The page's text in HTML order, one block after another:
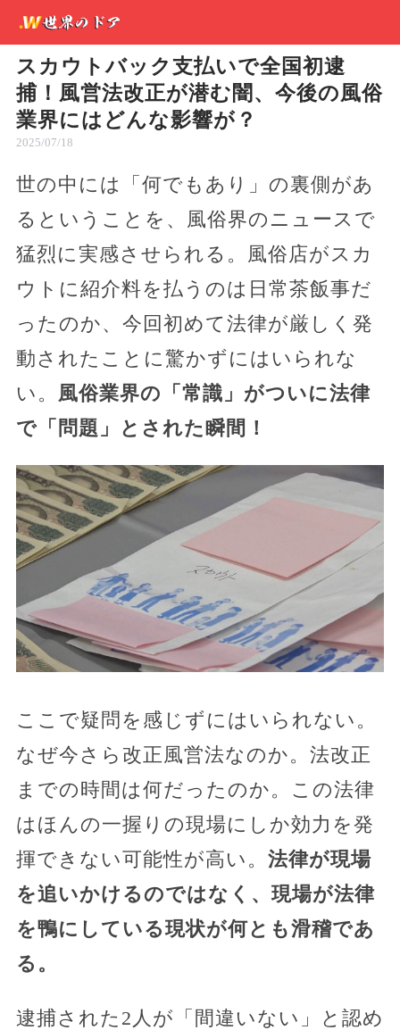
スカウトバック支払いで全国初逮
捕！風営法改正が潜む闇、今後の風俗
業界にはどんな影響が？
2025/07/18
世の中には「何でもあり」の裏側があ
るということを、風俗界のニュースで
猛烈に実感させられる。風俗店がスカ
ウトに紹介料を払うのは日常茶飯事だ
ったのか、今回初めて法律が厳しく発
動されたことに驚かずにはいられな
い。 風俗業界の「常識」がついに法律
で「問題」とされた瞬間！
ここで疑問を感じずにはいられない。
なぜ今さら改正風営法なのか。法改正
までの時間は何だったのか。この法律
はほんの一握りの現場にしか効力を発
揮できない可能性が高い。 法律が現場
を追いかけるのではなく、現場が法律
を鴨にしている現状が何とも滑稽であ
る。
逮捕された2人が「間違いない」と認め